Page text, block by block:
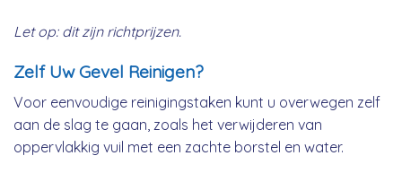
Let op: dit zijn richtprijzen.
Zelf Uw Gevel Reinigen?
Voor eenvoudige reinigingstaken kunt u overwegen zelf
aan de slag te gaan, zoals het verwijderen van
oppervlakkig vuil met een zachte borstel en water.